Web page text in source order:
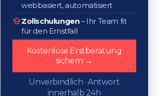
webbasiert, automatisiert
Zollschulungen– Ihr Team fit
für den Ernstfall
Kostenlose Erstberatung
sichern →
Unverbindlich · Antwort
innerhalb 24h